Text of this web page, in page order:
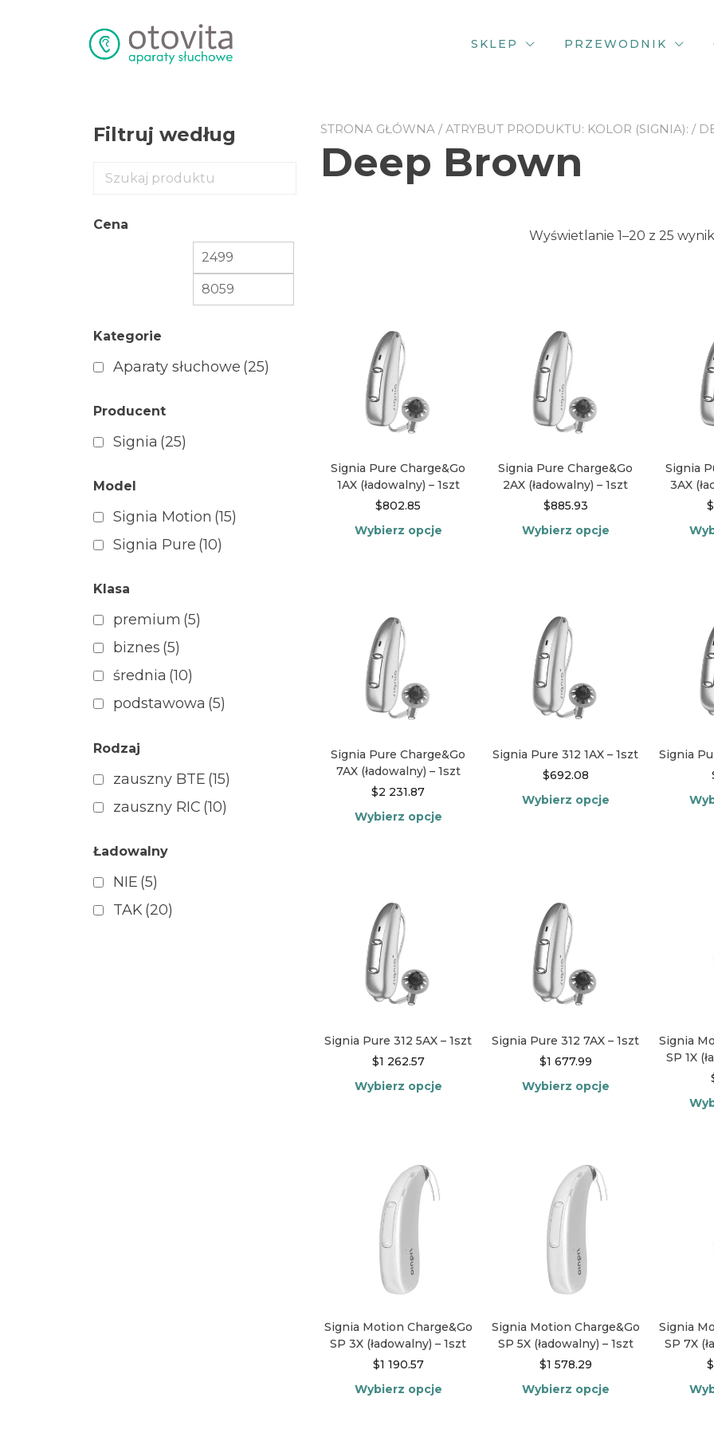
SKLEP PRZEWODNIK
STRONA GŁÓWNA / ATRYBUT PRODUKTU: KOLOR (SIGNIA): /
Deep Brown
Wyświetlanie 1–20 z 25
Signia Pure Charge&Go
1AX (ładowalny) – 1szt
$802.85
Wybierz opcje
wiele
wariantów.
Opcje
można
wybrać
na
produktu
Signia Pure Charge&Go
2AX (ładowalny) – 1szt
$885.93
Wybierz opcje
wiele
wariantów.
Opcje
można
wybrać
na
produktu
Signia
3AX
$
Signia Pure Charge&Go
7AX (ładowalny) – 1szt
$2 231.87
Wybierz opcje
wiele
wariantów.
Opcje
można
wybrać
na
produktu
Signia Pure 312 1AX – 1szt
$692.08
Wybierz opcje
wariantów.
Opcje
można
wybrać
na
stronie
Signia
Signia Pure 312 5AX – 1szt
$1 262.57
Wybierz opcje
wiele
wariantów.
Opcje
wybrać
na
stronie
Signia Pure 312 7AX – 1szt
$1 677.99
Wybierz opcje
wiele
wariantów.
Opcje
wybrać
na
stronie
Signia
SP 1X
Signia Motion Charge&Go
SP 3X (ładowalny) – 1szt
$1 190.57
Wybierz opcje
Signia Motion Charge&Go
SP 5X (ładowalny) – 1szt
$1 578.29
Wybierz opcje
Signia
SP 7X
$
Filtruj według
Cena
Kategorie
Aparaty słuchowe (25)
Producent
Signia (25)
Model
Signia Motion (15)
Signia Pure (10)
Klasa
premium (5)
biznes (5)
średnia (10)
podstawowa (5)
Rodzaj
zauszny BTE (15)
zauszny RIC (10)
Ładowalny
NIE (5)
TAK(20)